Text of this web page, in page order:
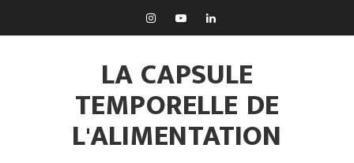
LA CAPSULE
TEMPORELLE DE
L'ALIMENTATION